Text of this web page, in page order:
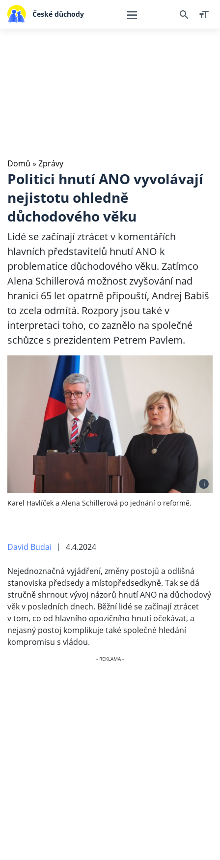
České důchody
Domů » Zprávy
Politici hnutí ANO vyvolávají
nejistotu ohledně
důchodového věku
Lidé se začínají ztrácet v komentářích
hlavních představitelů hnutí ANO k
problematice důchodového věku. Zatímco
Alena Schillerová možnost zvyšování nad
hranici 65 let opatrně připouští, Andrej Babiš
to zcela odmítá. Rozpory jsou také v
interpretaci toho, co zaznělo na společné
schůzce s prezidentem Petrem Pavlem.
i
Karel Havlíček a Alena Schillerová po jednání o reformě.
David Budai 4.4.2024
Nejednoznačná vyjádření, změny postojů a odlišná
stanoviska předsedy a místopředsedkyně. Tak se dá
stručně shrnout vývoj názorů hnutí ANO na důchodový
věk v posledních dnech. Běžní lidé se začínají ztrácet
v tom, co od hlavního opozičního hnutí očekávat, a
nejasný postoj komplikuje také společné hledání
kompromisu s vládou.